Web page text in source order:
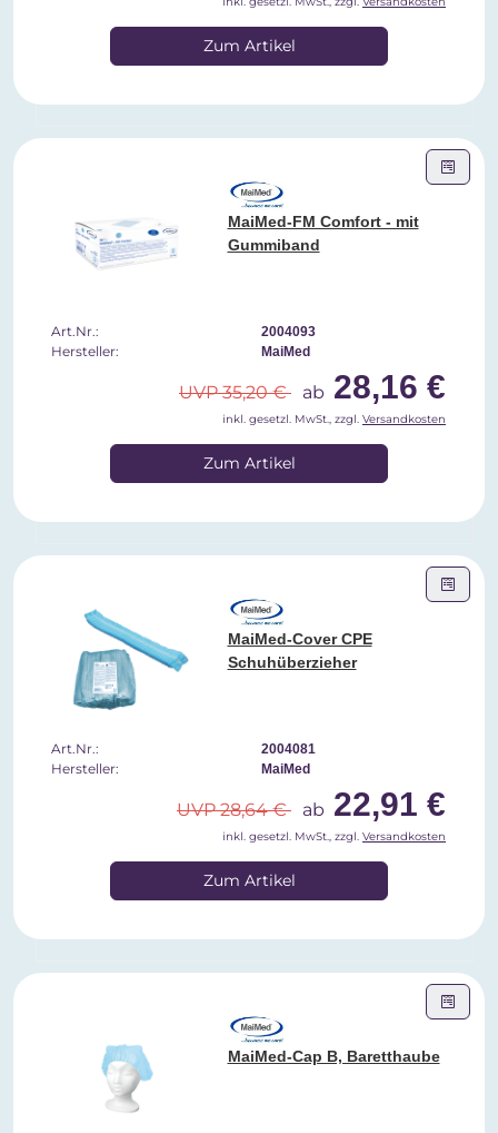
Zum Artikel
MaiMed-FM Comfort - mit
Gummiband
Art.Nr.: 2004093
Hersteller: MaiMed
UVP 35,20 € ab 28,16 €
inkl. gesetzl. MwSt., zzgl. Versandkosten
Zum Artikel
MaiMed-Cover CPE
Schuhüberzieher
Art.Nr.: 2004081
Hersteller: MaiMed
UVP 28,64 € ab 22,91 €
inkl. gesetzl. MwSt., zzgl. Versandkosten
Zum Artikel
MaiMed-Cap B, Baretthaube